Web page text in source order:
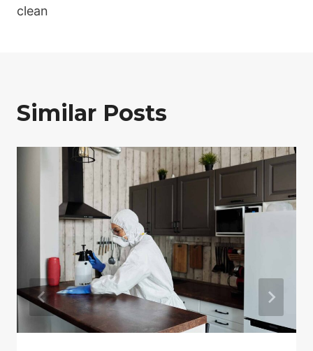
clean
Similar Posts